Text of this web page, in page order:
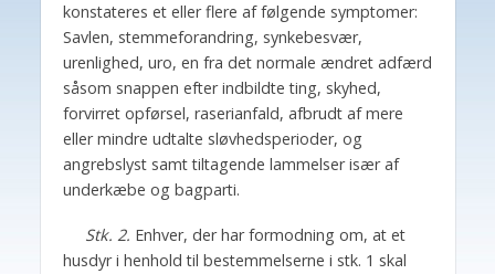
konstateres et eller flere af følgende symptomer:
Savlen, stemmeforandring, synkebesvær,
urenlighed, uro, en fra det normale ændret adfærd
såsom snappen efter indbildte ting, skyhed,
forvirret opførsel, raserianfald, afbrudt af mere
eller mindre udtalte sløvhedsperioder, og
angrebslyst samt tiltagende lammelser især af
underkæbe og bagparti.
Stk. 2. Enhver, der har formodning om, at et
husdyr i henhold til bestemmelserne i stk. 1 skal